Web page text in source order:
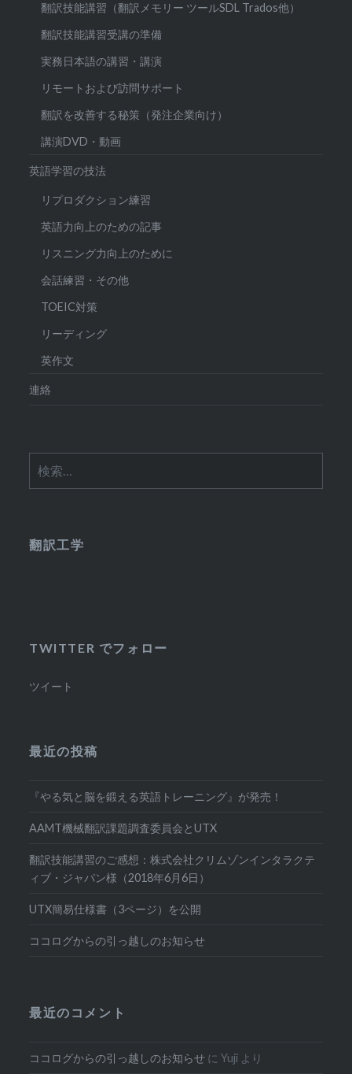
翻訳技能講習（翻訳メモリー ツールSDL Trados他）
翻訳技能講習受講の準備
実務日本語の講習・講演
リモートおよび訪問サポート
翻訳を改善する秘策（発注企業向け）
講演DVD・動画
英語学習の技法
リプロダクション練習
英語力向上のための記事
リスニング力向上のために
会話練習・その他
TOEIC対策
リーディング
英作文
連絡
索:
翻訳工学
TWITTER でフォロー
ツイート
最近の投稿
『やる気と脳を鍛える英語トレーニング』が発売！
AAMT機械翻訳課題調査委員会とUTX
翻訳技能講習のご感想：株式会社クリムゾンインタラクテ
ィブ・ジャパン様（2018年6月6日）
UTX簡易仕様書（3ページ）を公開
ココログからの引っ越しのお知らせ
最近のコメント
ココログからの引っ越しのお知らせ にYuji より